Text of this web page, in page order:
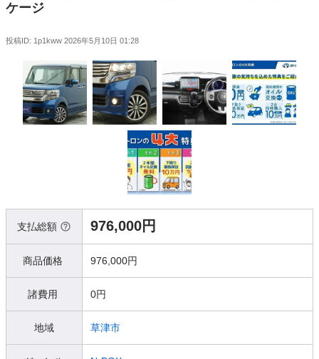
ケージ
投稿ID: 1p1kww 2026年5月10日 01:28
支払総額 976,000円
商品価格 976,000円
諸費用 0円
地域 草津市